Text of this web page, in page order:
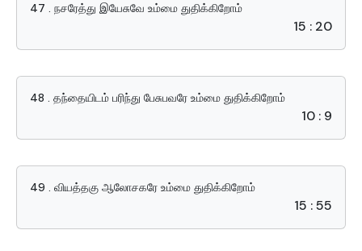
47 . நசரேத்து இயேசுவே உம்மை துதிக்கிறோம்
15 : 20
48 . தந்தையிடம் பரிந்து பேசுபவரே உம்மை துதிக்கிறோம்
10 : 9
49 . வியத்தகு ஆலோசகரே உம்மை துதிக்கிறோம்
15 : 55